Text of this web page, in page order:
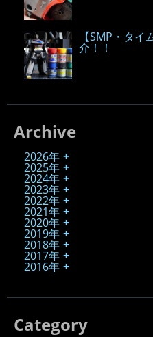
【SMP・タ
介！！
Archive
2026年
2025年
2024年
2023年
2022年
2021年
2020年
2019年
2018年
2017年
2016年
Category